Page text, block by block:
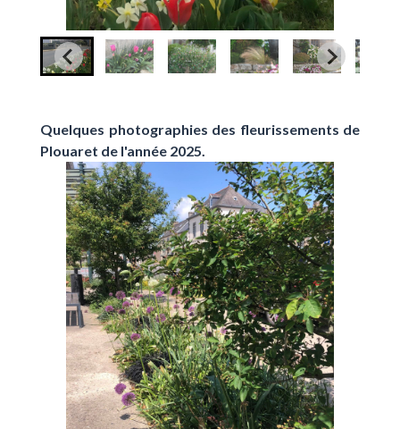
Quelques photographies des fleurissements de
Plouaret de l'année 2025.